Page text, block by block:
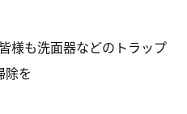
様も洗面器などのトラップ
除を